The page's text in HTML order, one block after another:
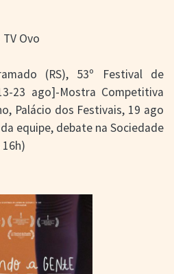
TV Ovo
(RS), 53º Festival de
23 ago]-Mostra Competitiva
Palácio dos Festivais, 19 ago
equipe, debate na Sociedade